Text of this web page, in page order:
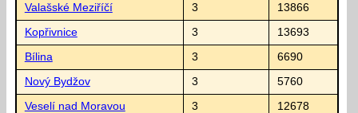
Valašské Meziříčí 3 13866
Kopřivnice 3 13693
Bílina 3 6690
Nový Bydžov 3 5760
Veselí nad Moravou 3 12678